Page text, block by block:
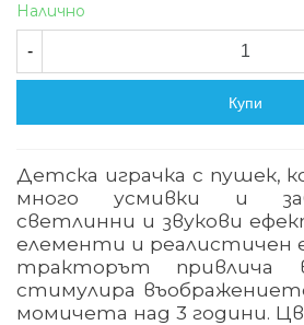
Налично
-
Купи
Детска играчка с пушек,
много усмивки и
светлинни и звукови
елементи и реалистичен
тракторът привлича
стимулира
момичета над 3 години.